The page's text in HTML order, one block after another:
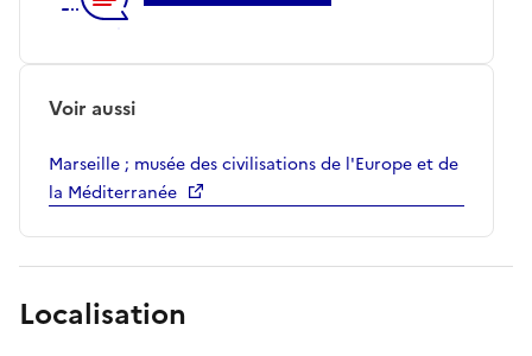
Voir aussi
Marseille ; musée des civilisations de l'Europe et de
la Méditerranée
Localisation